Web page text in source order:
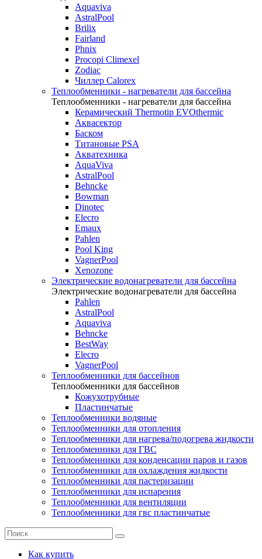
Aquaviva
AstralPool
Brilix
Fairland
Phnix
Procopi Climexel
Zodiac
Чиллер Calorex
Теплообменники - нагреватели для бассейна
Теплообменники - нагреватели для бассейна
Керамический Thermotip EVOthermic
Аквасектор
Баском
Титановые PSA
Акватехника
AquaViva
AstralPool
Behncke
Bowman
Dinotec
Elecro
Emaux
Pahlen
Pool King
VagnerPool
Xenozone
Электрические водонагреватели для бассейна
Электрические водонагреватели для бассейна
Pahlen
AstralPool
Aquaviva
Behncke
BestWay
Elecro
VagnerPool
Теплообменники для бассейнов
Теплообменники для бассейнов
Кожухотрубные
Пластинчатые
Теплообменники водяные
Теплообменники для отопления
Теплообменники для нагрева/подогрева жидкости
Теплообменники для ГВС
Теплообменники для конденсации паров и газов
Теплообменники для охлаждения жидкости
Теплообменники для пастеризации
Теплообменники для испарения
Теплообменники для вентиляции
Теплообменники для гвс пластинчатые
Как купить